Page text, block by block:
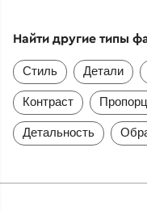
Найти другие типы
Стиль Детали
Контраст
Детальность